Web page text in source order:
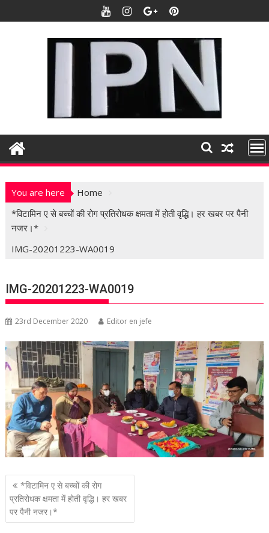
k
t
n
You are here
Home
*विटामिन ए से बच्चों की रोग प्रतिरोधक क्षमता में होती वृद्धि। हर खबर पर पैनी
नजर।*
IMG-20201223-WA0019
IMG-20201223-WA0019
23rd December 2020 Editor en jefe
P
o
s
*विटामिन ए से बच्चों की रोग
प्रतिरोधक क्षमता में होती वृद्धि। हर खबर
पर पैनी नजर।*